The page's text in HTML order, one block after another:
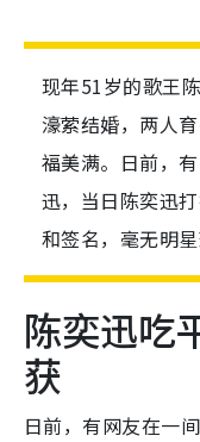
现年51岁的歌王
濠萦结婚，两人
福美满。日前，
迅，当日陈奕迅
和签名，毫无明
陈奕迅吃
获
日前，有网友在一